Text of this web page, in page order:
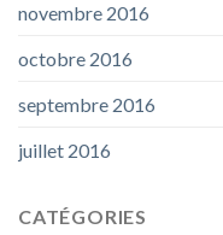
novembre 2016
octobre 2016
septembre 2016
juillet 2016
CATÉGORIES